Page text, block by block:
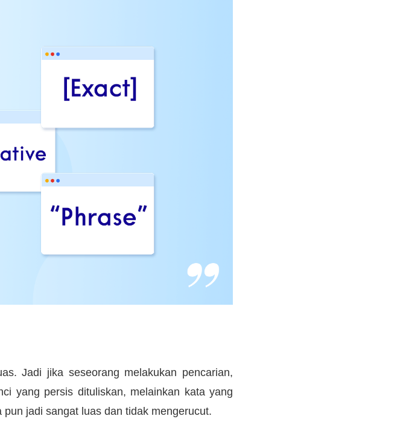
Jadi jika seseorang melakukan pencarian,
yang persis dituliskan, melainkan kata yang
jadi sangat luas dan tidak mengerucut.